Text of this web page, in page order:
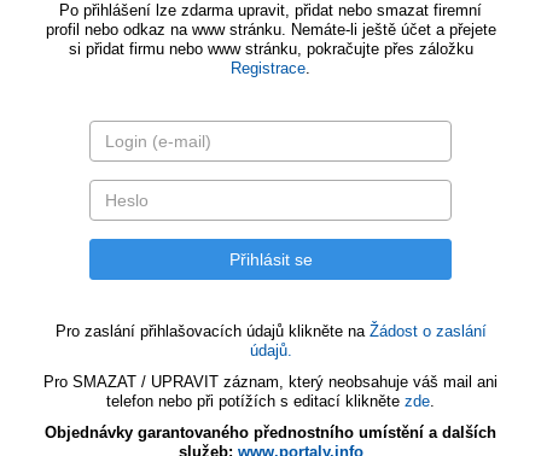
Po přihlášení lze zdarma upravit, přidat nebo smazat firemní
profil nebo odkaz na www stránku. Nemáte-li ještě účet a přejete
si přidat firmu nebo www stránku, pokračujte přes záložku
Registrace.
Pro zaslání přihlašovacích údajů klikněte na Žádost o zaslání
údajů.
Pro SMAZAT / UPRAVIT záznam, který neobsahuje váš mail ani
telefon nebo při potížích s editací klikněte zde.
Objednávky garantovaného přednostního umístění a dalších
služeb: www.portaly.info